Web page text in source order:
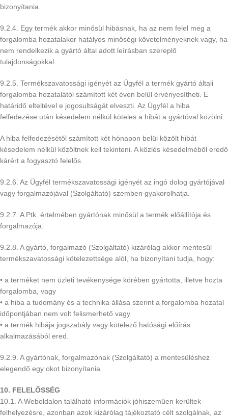
bizonyítania.
9.2.4. Egy termék akkor minősül hibásnak, ha az nem felel meg a
forgalomba hozatalakor hatályos minőségi követelményeknek vagy, ha
nem rendelkezik a gyártó által adott leírásban szereplő
tulajdonságokkal.
9.2.5. Termékszavatossági igényét az Ügyfél a termék gyártó általi
forgalomba hozatalától számított két éven belül érvényesítheti. E
határidő elteltével e jogosultságát elveszti. Az Ügyfél a hiba
felfedezése után késedelem nélkül köteles a hibát a gyártóval közölni.
A hiba felfedezésétől számított két hónapon belül közölt hibát
késedelem nélkül közöltnek kell tekinteni. A közlés késedelméből eredő
kárért a fogyasztó felelős.
9.2.6. Az Ügyfél termékszavatossági igényét az ingó dolog gyártójával
vagy forgalmazójával (Szolgáltató) szemben gyakorolhatja.
9.2.7. A Ptk. értelmében gyártónak minősül a termék előállítója és
forgalmazója.
9.2.8. A gyártó, forgalmazó (Szolgáltató) kizárólag akkor mentesül
termékszavatossági kötelezettsége alól, ha bizonyítani tudja, hogy:
• a terméket nem üzleti tevékenysége körében gyártotta, illetve hozta
forgalomba, vagy
• a hiba a tudomány és a technika állása szerint a forgalomba hozatal
időpontjában nem volt felismerhető vagy
• a termék hibája jogszabály vagy kötelező hatósági előírás
alkalmazásából ered.
9.2.9. A gyártónak, forgalmazónak (Szolgáltató) a mentesüléshez
elegendő egy okot bizonyítania.
10. FELELŐSSÉG
10.1. A Weboldalon található információk jóhiszeműen kerültek
felhelyezésre, azonban azok kizárólag tájékoztató célt szolgálnak, az